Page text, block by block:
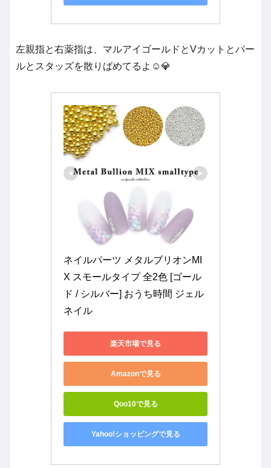
左親指と右薬指は、マルアイゴールドとVカットとパー
ルとスタッズを散りばめてるよ☺️💎
ネイルパーツ メタルブリオンMI
X スモールタイプ 全2色 [ゴール
ド / シルバー] おうち時間 ジェル
ネイル
楽天市場で見る
Amazonで見る
Qoo10で見る
Yahoo!ショッピングで見る